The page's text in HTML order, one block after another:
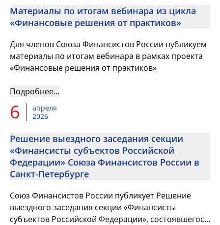
Материалы по итогам вебинара из цикла
«Финансовые решения от практиков»
Для членов Союза Финансистов России публикуем
материалы по итогам вебинара в рамках проекта
«Финансовые решения от практиков»
Подробнее…
6
апреля
2026
Решение выездного заседания секции
«Финансисты субъектов Российской
Федерации» Союза Финансистов России в
Санкт-Петербурге
Союз Финансистов России публикует Решение
выездного заседания секции «Финансисты
субъектов Российской Федерации», состоявшегося